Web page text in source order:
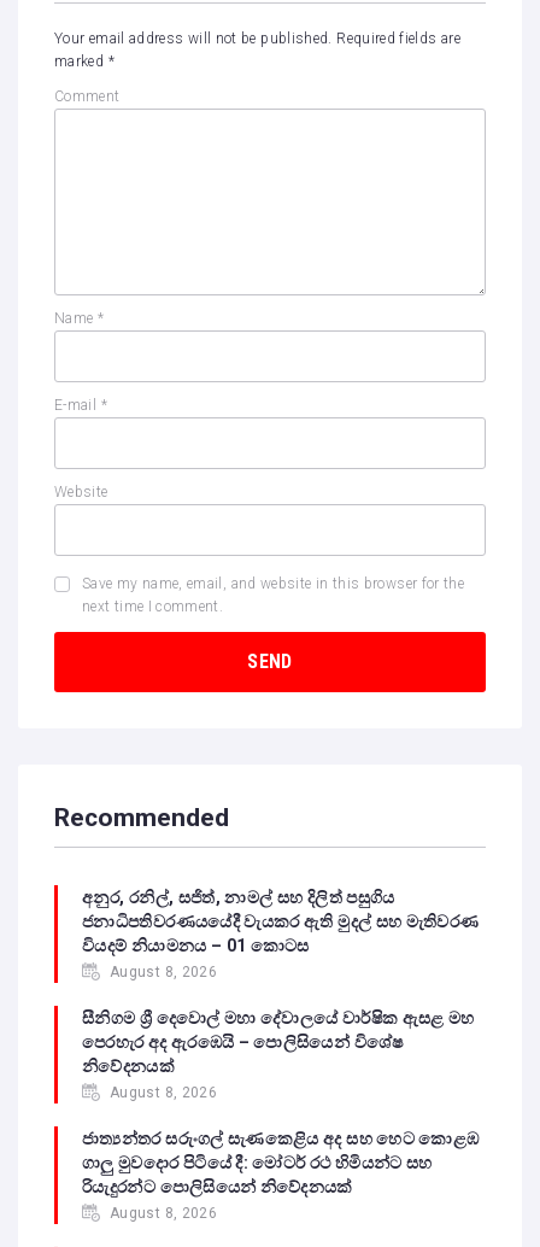
Your email address will not be published.
Required fields are
marked *
Comment
Name *
E-mail *
Website
Save my name, email, and website in this browser for the
next time I comment.
Recommended
අනුර, රනිල්, සජිත්, නාමල් සහ දිලිත් පසුගිය
ජනාධිපතිවරණයයේදී වැයකර ඇති මුදල් සහ මැතිවරණ
වියදම් නියාමනය – 01 කොටස
August 8, 2026
සීනිගම ශ්‍රී දෙවොල් මහා දේවාලයේ වාර්ෂික ඇසළ මහ
පෙරහැර අද ඇරඹෙයි – පොලිසියෙන් විශේෂ
නිවේදනයක්
August 8, 2026
ජාත්‍යන්තර සරුංගල් සැණකෙළිය අද සහ හෙට කොළඹ
ගාලු මුවදොර පිටියේ දී: මෝටර් රථ හිමියන්ට සහ
රියැදුරන්ට පොලිසියෙන් නිවේදනයක්
August 8, 2026